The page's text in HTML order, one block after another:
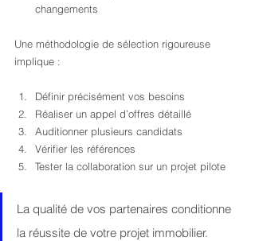
changements
Une méthodologie de sélection rigoureuse
implique :
Définir précisément vos besoins
Réaliser un appel d’offres détaillé
Auditionner plusieurs candidats
Vérifier les références
Tester la collaboration sur un projet pilote
La qualité de vos partenaires conditionne
la réussite de votre projet immobilier.